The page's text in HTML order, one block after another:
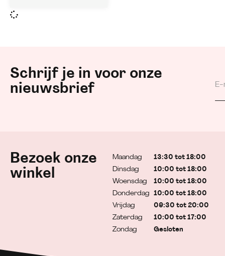
Schrijf je in voor onze
nieuwsbrief
Bezoek onze
winkel
Maandag
Dinsdag
Woensdag
Donderdag
Vrijdag
Zaterdag
Zondag
13:30 tot 18:00
10:00 tot 18:00
10:00 tot 18:00
10:00 tot 18:00
09:30 tot 20:00
10:00 tot 17:00
Gesloten